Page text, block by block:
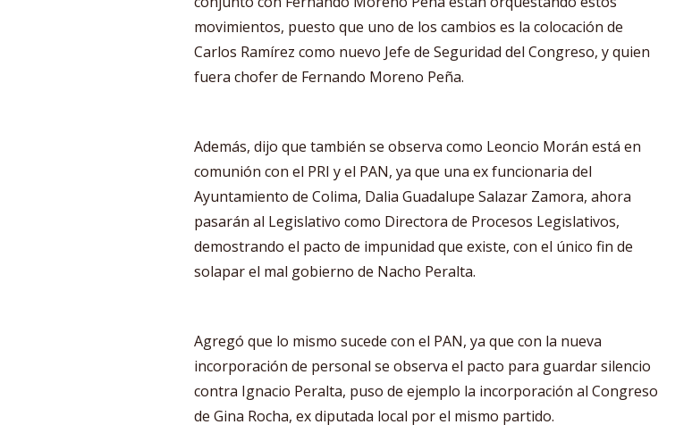
movimientos, puesto que uno de los cambios es la colocación de
Carlos Ramírez como nuevo Jefe de Seguridad del Congreso, y quien
fuera chofer de Fernando Moreno Peña.
Además, dijo que también se observa como Leoncio Morán está en
comunión con el PRI y el PAN, ya que una ex funcionaria del
Ayuntamiento de Colima, Dalia Guadalupe Salazar Zamora, ahora
pasarán al Legislativo como Directora de Procesos Legislativos,
demostrando el pacto de impunidad que existe, con el único fin de
solapar el mal gobierno de Nacho Peralta.
Agregó que lo mismo sucede con el PAN, ya que con la nueva
incorporación de personal se observa el pacto para guardar silencio
contra Ignacio Peralta, puso de ejemplo la incorporación al Congreso
de Gina Rocha, ex diputada local por el mismo partido.